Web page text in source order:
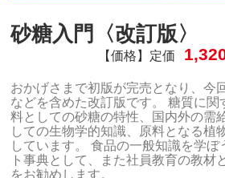
砂糖入門〈改訂版〉
【価格】定価
おかげさまで初版が完売となり、今
などを含めた改訂版です。 糖質に関
料としての砂糖の特性、国内外の需
しての生物学的知識、原料となる植
しています。 食品の一般知識を学ぼ
ト事典として、また社員教育の教材
をお勧めします。